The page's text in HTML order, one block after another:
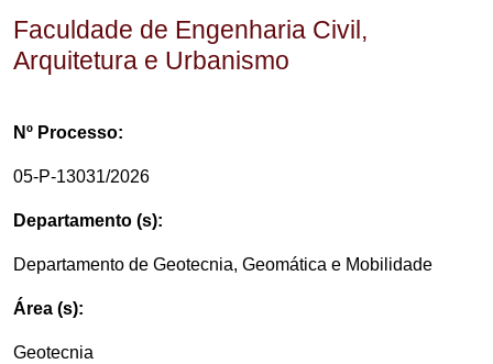
Faculdade de Engenharia Civil,
Arquitetura e Urbanismo
Nº Processo:
05-P-13031/2026
Departamento (s):
Departamento de Geotecnia, Geomática e Mobilidade
Área (s):
Geotecnia